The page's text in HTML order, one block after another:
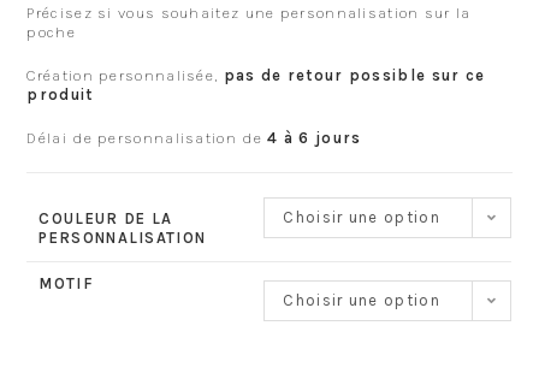
Précisez si vous souhaitez une personnalisation sur la
poche
Création personnalisée, pas de retour possible sur ce
produit
Délai de personnalisation de4 à 6 jours
COULEUR DE LA
PERSONNALISATION
Choisir une option
MOTIF
Choisir une option